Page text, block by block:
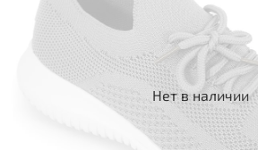
Нет в наличии